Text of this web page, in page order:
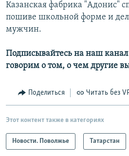
Казанская фабрика "Адонис"
пошиве школьной форме и
мужчин.
Подписывайтесь на наш канал
говорим о том, о чем другие
Поделиться Читать без
Этот контент также в категориях
Новости. Поволжье Татарстан